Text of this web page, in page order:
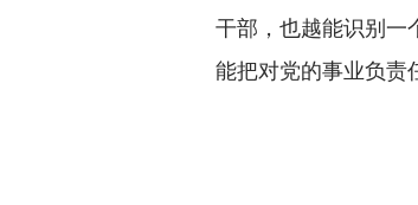
干部，也越能识别一
能把对党的事业负责